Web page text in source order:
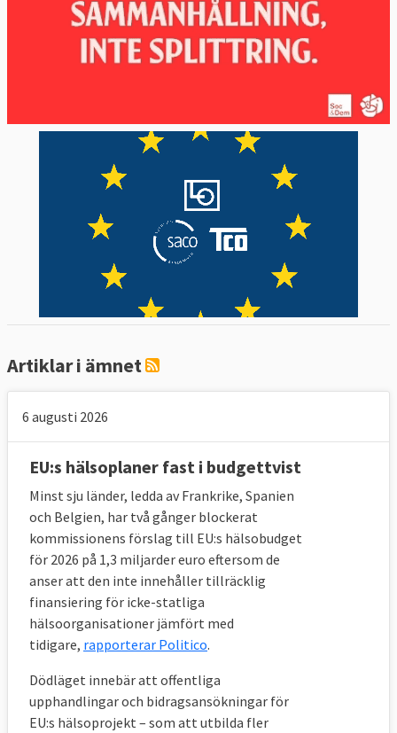
och deltagande i gymnasieutbildning “bör
öka”.
2025
Andel vuxna som
utbildas varje år
Minst
47 %
2022:
: Eurostat/Circabc, klicka på länk ovan,
ladda ner fil, nästa datauppdatering enligt
vuxenutbildning kommer från 2022.
3. FATTIGDOMSMÅL
Under 2019riskerade 95,5 miljoner
människor, varav 19,1 miljoner barnunder 18
år, att drabbas av fattigdom eller social
utestängning i EU. Målet till 2030är att
gruppen ska minska med minst 15 miljoner
personer jämfört med 2019 varav minst fem
miljoner ska vara barn.
Mellan 2019 och 2025 minskade antalet
människor i riskzonen med nästa 3,5
miljoner personer i EU, medan antalet barn
ökade med nästan 30 000 individer. I Sverige
Artiklar i ämnet
6 augusti 2026
EU:s hälsoplaner fast i budgettvist
Minst sju länder, ledda av Frankrike, Spanien
och Belgien, har två gånger blockerat
kommissionens förslag till EU:s hälsobudget
för 2026 på 1,3 miljarder euro eftersom de
anser att den inte innehåller tillräcklig
finansiering för icke-statliga
hälsoorganisationer jämfört med
tidigare, rapporterar Politico.
Dödläget innebär att offentliga
upphandlingar och bidragsansökningar för
EU:s hälsoprojekt – som att utbilda fler